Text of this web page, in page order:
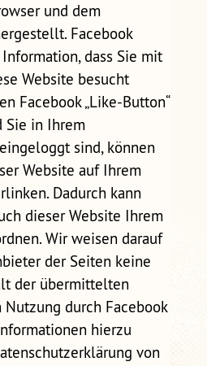
und dem
Facebook
dass Sie mit
Website besucht
Facebook „Like-Button“
Sie in Ihrem
sind, können
Website auf Ihrem
Dadurch kann
dieser Website Ihrem
Wir weisen darauf
der Seiten keine
der übermittelten
durch Facebook
hierzu
von